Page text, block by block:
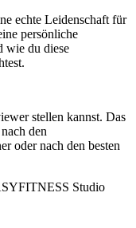
echte Leidenschaft für
persönliche
wie du diese
stellen kannst. Das
den
oder nach den besten
Studio